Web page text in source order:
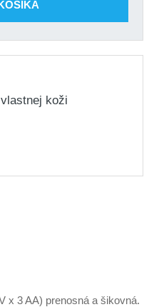
koži
x 3 AA) prenosná a šikovná.